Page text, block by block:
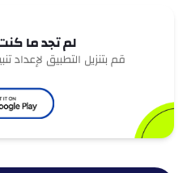
لم تجد ما
قم بتنزيل التطبيق لإعداد